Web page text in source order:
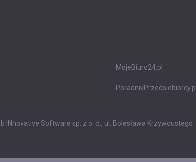
MojeBiuro24.pl
PoradnikPrzedsiebiorcy.pl
INnovative Software sp. z o. o., ul. Bolesława Krzywoustego